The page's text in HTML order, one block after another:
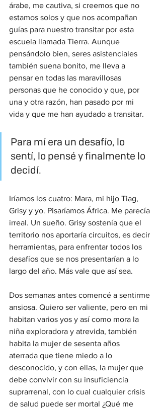
árabe, me cautiva, si creemos que no
estamos solos y que nos acompañan
guías para nuestro transitar por esta
escuela llamada Tierra. Aunque
pensándolo bien, seres asistenciales
también suena bonito, me lleva a
pensar en todas las maravillosas
personas que he conocido y que, por
una y otra razón, han pasado por mi
vida y que me han ayudado a transitar.
Para mí era un desafío, lo
sentí, lo pensé y finalmente lo
decidí.
Iríamos los cuatro: Mara, mi hijo Tiag,
Grisy y yo. Pisaríamos África. Me parecía
irreal. Un sueño. Grisy sostenía que el
territorio nos aportaría circuitos, es decir
herramientas, para enfrentar todos los
desafíos que se nos presentarían a lo
largo del año. Más vale que así sea.
Dos semanas antes comencé a sentirme
ansiosa. Quiero ser valiente, pero en mi
habitan varios yos y así como mora la
niña exploradora y atrevida, también
habita la mujer de sesenta años
aterrada que tiene miedo a lo
desconocido, y con ellas, la mujer que
debe convivir con su insuficiencia
suprarrenal, con lo cual cualquier crisis
de salud puede ser mortal ¿Qué me